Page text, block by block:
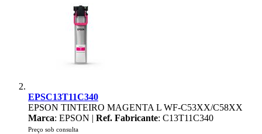
EPSC13T11C340
EPSON TINTEIRO MAGENTA L WF-C53XX/C58XX
Marca: EPSON | Ref. Fabricante: C13T11C340
Preço sob consulta